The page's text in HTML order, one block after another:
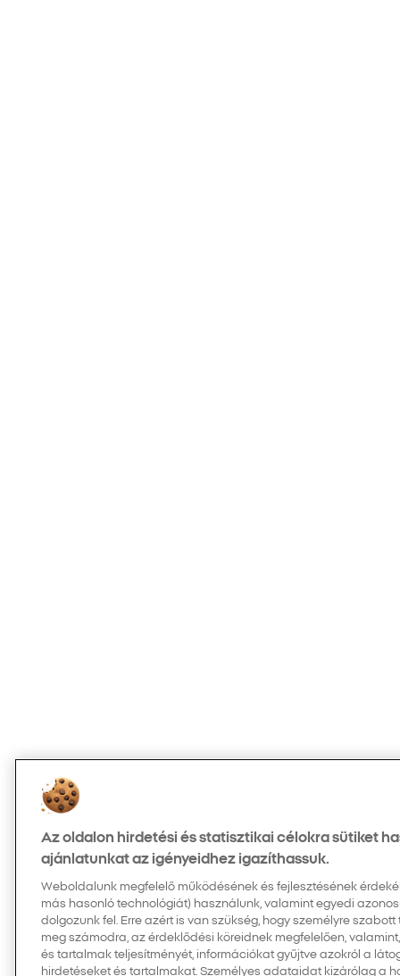
Az oldalon hirdetési és statisztikai célokra sütiket
ajánlatunkat az igényeidhez igazíthassuk.
Weboldalunk megfelelő működésének és fejlesztésének
más hasonló technológiát) használunk, valamint egyedi
dolgozunk fel. Erre azért is van szükség, hogy személyre
meg számodra, az érdeklődési köreidnek megfelelően,
és tartalmak teljesítményét, információkat gyűjtve azokról a
hirdetéseket és tartalmakat. Személyes adataidat kizárólag a